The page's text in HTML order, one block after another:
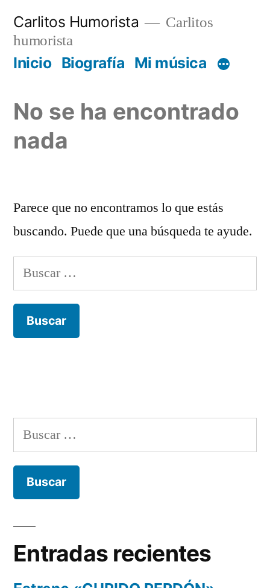
contenido
Carlitos Humorista
Carlitos
humorista
Inicio Biografía Mi música
No se ha encontrado
nada
Parece que no encontramos lo que estás
buscando. Puede que una búsqueda te ayude.
Buscar:
Buscar:
Entradas recientes